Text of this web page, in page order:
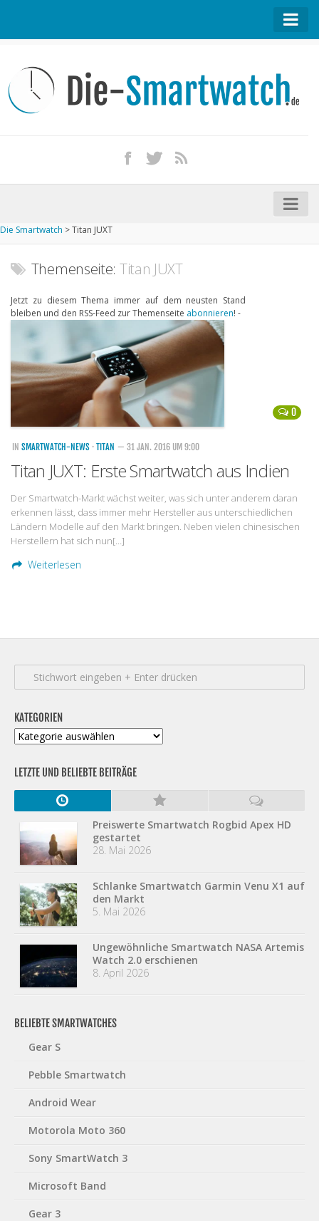
Kontakt / Tipp geben
Impressum
iPhone kaufen
Startseite
Aktuelle Smartwatches im Test
Marken und Modelle
Handytarife
BASE
Smartphonetarife
Datentarife
o2
Smartphonetarife
Prepaid-Tarife
Datentarife
Flatrate-Prepaidtarife
Mobilfunk-Vergleichsrechner
Die Smartwatch >Titan JUXT
Themenseite: Titan JUXT
Jetzt zu diesem Thema immer auf dem neusten Stand
bleiben und den RSS-Feed zur Themenseite abonnieren! -
0
IN SMARTWATCH-NEWS · TITAN — 31 JAN. 2016 UM 9:00
Titan JUXT: Erste Smartwatch aus Indien
Der Smartwatch-Markt wächst weiter, was sich unter anderem daran
erkennen lässt, dass immer mehr Hersteller aus unterschiedlichen
Ländern Modelle auf den Markt bringen. Neben vielen chinesischen
Herstellern hat sich nun[…]
Weiterlesen
KATEGORIEN
Kategorien
LETZTE UND BELIEBTE BEITRÄGE
Preiswerte Smartwatch Rogbid Apex HD
gestartet
28. Mai 2026
Schlanke Smartwatch Garmin Venu X1 auf
den Markt
5. Mai 2026
Ungewöhnliche Smartwatch NASA Artemis
Watch 2.0 erschienen
8. April 2026
BELIEBTE SMARTWATCHES
Gear S
Pebble Smartwatch
Android Wear
Motorola Moto 360
Sony SmartWatch 3
Microsoft Band
Gear 3